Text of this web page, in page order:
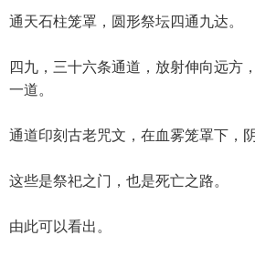
通天石柱笼罩，圆形祭坛四通九达。
四九，三十六条通道，放射伸向远方
一道。
通道印刻古老咒文，在血雾笼罩下，
这些是祭祀之门，也是死亡之路。
由此可以看出。